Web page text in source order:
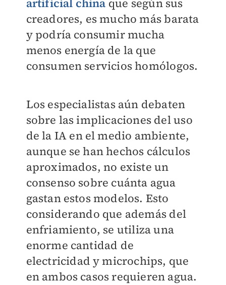
artificial china que según sus
creadores, es mucho más barata
y podría consumir mucha
menos energía de la que
consumen servicios homólogos.
Los especialistas aún debaten
sobre las implicaciones del uso
de la IA en el medio ambiente,
aunque se han hechos cálculos
aproximados, no existe un
consenso sobre cuánta agua
gastan estos modelos. Esto
considerando que además del
enfriamiento, se utiliza una
enorme cantidad de
electricidad y microchips, que
en ambos casos requieren agua.